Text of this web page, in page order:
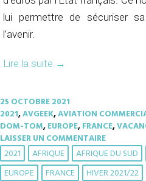
lui permettre de sécuriser
l’avenir.
Lire la suite →
25 OCTOBRE 2021
2021,AVGEEK,AVIATION
DOM-TOM,EUROPE,FRANCE,
LAISSER UN COMMENTAIRE
2021 AFRIQUE AFRIQUE DU SUD
EUROPE
FRANCE HIVER 2021/22